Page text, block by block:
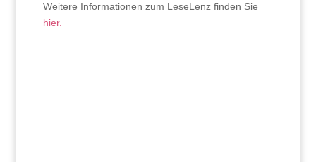
Weitere Informationen zum LeseLenz finden Sie
hier.